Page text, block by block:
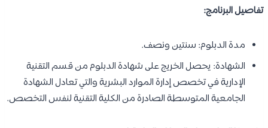
تفاصيل البرنامج:
مدة الدبلوم: سنتين ونصف.
الشهادة: يحصل الخريج على شهادة الدبلوم من قسم التقنية
الإدارية في تخصص إدارة الموارد البشرية والتي تعادل الشهادة
الجامعية المتوسطة الصادرة من الكلية التقنية لنفس التخصص.